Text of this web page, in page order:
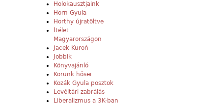
Holokausztjaink
Horn Gyula
Horthy újratöltve
Ítélet
Magyarországon
Jacek Kuroń
Jobbik
Könyvajánló
Korunk hősei
Kozák Gyula posztok
Levéltári zabrálás
Liberalizmus a 3K-ban